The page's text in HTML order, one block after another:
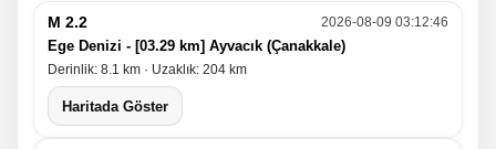
M 2.2 2026-08-09 03:12:46
Ege Denizi - [03.29 km] Ayvacık (Çanakkale)
Derinlik: 8.1 km · Uzaklık: 204 km
Haritada Göster